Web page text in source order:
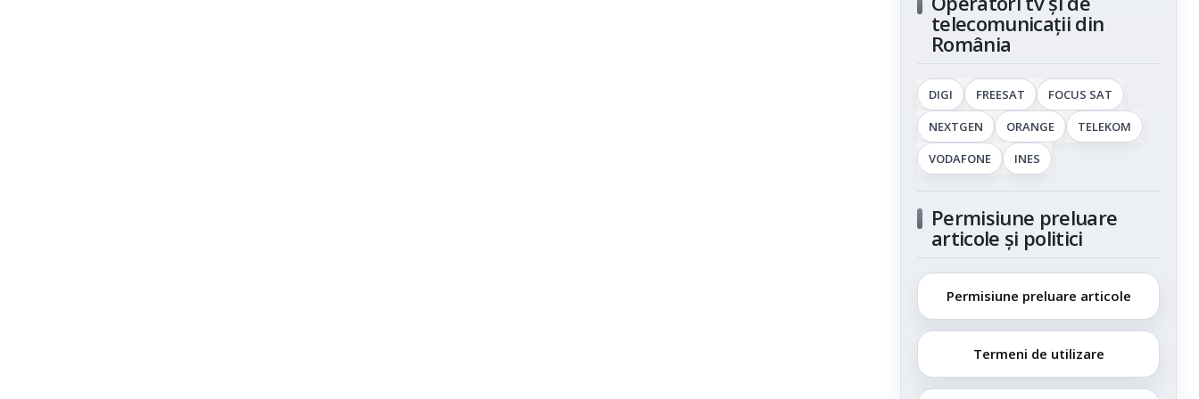
telecomunicații din
România
DIGI FREESAT
FOCUS SAT
NEXTGEN
ORANGE
TELEKOM
VODAFONE
INES
Permisiune preluare
articole și politici
Permisiune preluare articole
Termeni de utilizare